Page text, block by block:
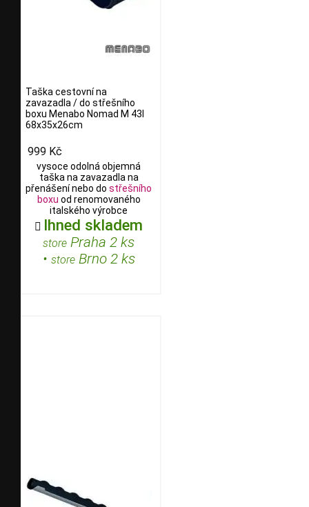
Taška cestovní na
zavazadla / do střešního
boxu Menabo Nomad M 43l
68x35x26cm
999 Kč
vysoce odolná objemná
taška na zavazadla na
přenášení nebo do střešního
boxu od renomovaného
italského výrobce
 Ihned skladem
store Praha 2 ks
• storeBrno 2 ks